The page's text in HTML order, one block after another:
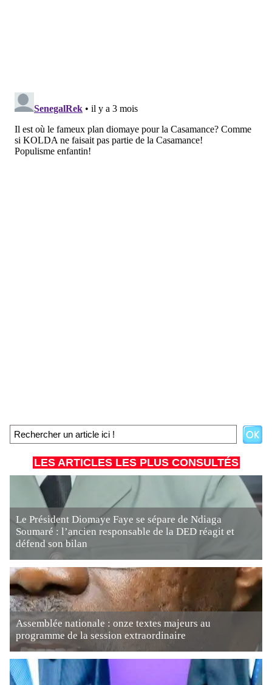
LES ARTICLES LES PLUS CONSULTÉS
Le Président Diomaye Faye se sépare de Ndiaga
Soumaré : l’ancien responsable de la DED réagit et
défend son bilan
Assemblée nationale : onze textes majeurs au
programme de la session extraordinaire